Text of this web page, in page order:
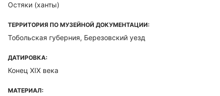
Остяки (ханты)
ТЕРРИТОРИЯ ПО МУЗЕЙНОЙ ДОКУМЕНТАЦИИ:
Тобольская губерния, Березовский уезд
ДАТИРОВКА:
Конец XIX века
МАТЕРИАЛ: